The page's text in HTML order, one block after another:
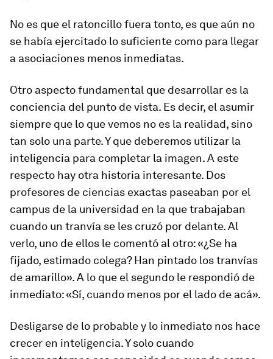
No es que el ratoncillo fuera tonto, es que aún no
se había ejercitado lo suficiente como para llegar
a asociaciones menos inmediatas.
Otro aspecto fundamental que desarrollar es la
conciencia del punto de vista. Es decir, el asumir
siempre que lo que vemos no es la realidad, sino
tan solo una parte. Y que deberemos utilizar la
inteligencia para completar la imagen. A este
respecto hay otra historia interesante. Dos
profesores de ciencias exactas paseaban por el
campus de la universidad en la que trabajaban
cuando un tranvía se les cruzó por delante. Al
verlo, uno de ellos le comentó al otro: «¿Se ha
fijado, estimado colega? Han pintado los tranvías
de amarillo». A lo que el segundo le respondió de
inmediato: «Sí, cuando menos por el lado de acá».
Desligarse de lo probable y lo inmediato nos hace
crecer en inteligencia. Y solo cuando